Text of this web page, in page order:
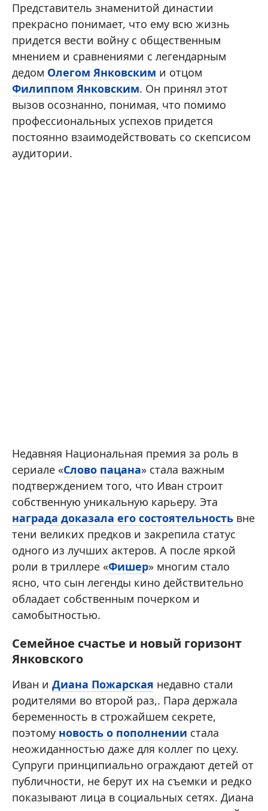
Представитель знаменитой династии
прекрасно понимает, что ему всю жизнь
придется вести войну с общественным
мнением и сравнениями с легендарным
дедом Олегом Янковским и отцом
Филиппом Янковским. Он принял этот
вызов осознанно, понимая, что помимо
профессиональных успехов придется
постоянно взаимодействовать со скепсисом
аудитории.
Недавняя Национальная премия за роль в
сериале «Слово пацана» стала важным
подтверждением того, что Иван строит
собственную уникальную карьеру. Эта
награда доказала его состоятельность вне
тени великих предков и закрепила статус
одного из лучших актеров. А после яркой
роли в триллере «Фишер» многим стало
ясно, что сын легенды кино действительно
обладает собственным почерком и
самобытностью.
Семейное счастье и новый горизонт
Янковского
Иван и Диана Пожарская недавно стали
родителями во второй раз,. Пара держала
беременность в строжайшем секрете,
поэтому новость о пополнении стала
неожиданностью даже для коллег по цеху.
Супруги принципиально ограждают детей от
публичности, не берут их на съемки и редко
показывают лица в социальных сетях. Диана